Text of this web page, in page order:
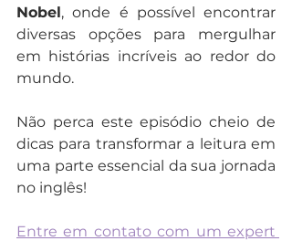
Nobel, onde é possível encontrar
diversas opções para mergulhar
em histórias incríveis ao redor do
mundo.
Não perca este episódio cheio de
dicas para transformar a leitura em
uma parte essencial da sua jornada
no inglês!
Entre em contato com um expert